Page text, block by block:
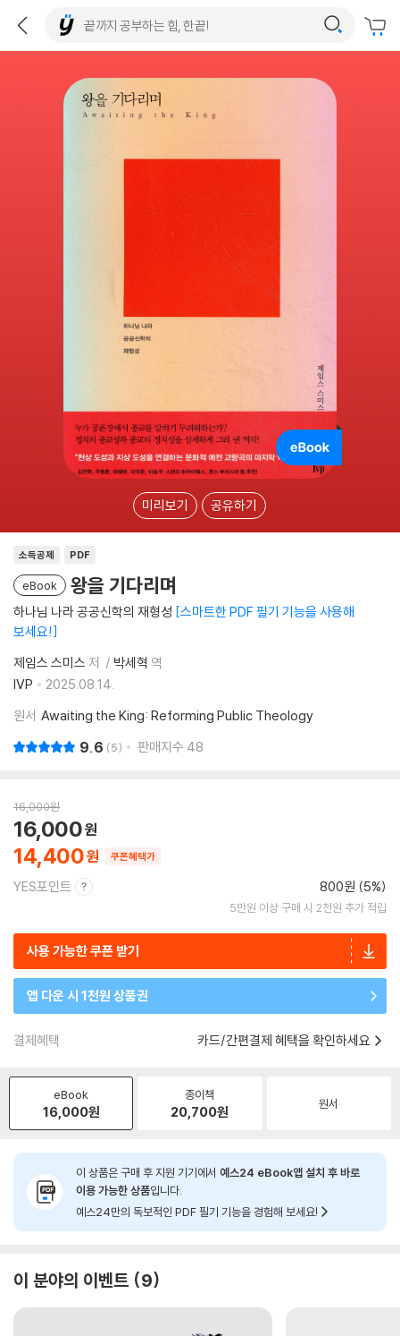
미리보기 공유하기
소득공제 PDF
eBook 왕을 기다리며
하나님 나라 공공신학의 재형성 스마트한 PDF 필기 기능을 사용해
보세요!
제임스 스미스 저 박세혁 역
IVP
2025.08.14.
원서 Awaiting the King: Reforming Public Theology
9.6 5 판매지수 48
16,000원
14,400
16,000
쿠폰혜택가
YES포인트 800원 (5%)
5만원 이상 구매 시 2천원 추가 적립
사용 가능한 쿠폰 받기
앱 다운 시 1천원 상품권
결제혜택 카드/간편결제 혜택을 확인하세요
eBook
16,000원
종이책
20,700원 원서
이 상품은 구매 후 지원 기기에서 예스24 eBook앱 설치 후 바로
이용 가능한 상품입니다.
예스24만의 독보적인 PDF 필기 기능을 경험해 보세요!
이 분야의 이벤트 9